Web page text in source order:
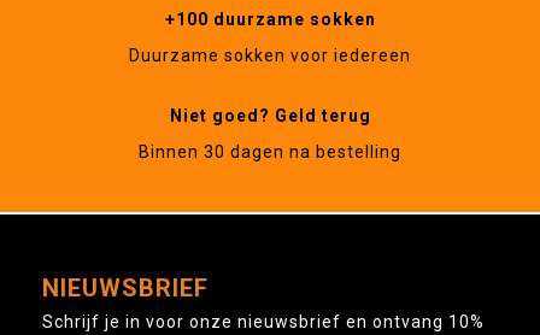
+100 duurzame sokken
Duurzame sokken voor iedereen
Niet goed? Geld terug
Binnen 30 dagen na bestelling
NIEUWSBRIEF
Schrijf je in voor onze nieuwsbrief en ontvang 10%